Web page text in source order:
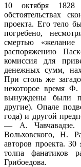
10 октября
обстоятельствах
проекта. Его тело
погребено,
смертью
распоряжению
комиссия для
денежных сумм,
При столь же
некоторое время
вынуждены были
другие). Опале
года) и другой
— А. Чавчавадзе.
Вольховского, Н.
авторов проекта. 30
толпа фанатиков
Грибоедова.